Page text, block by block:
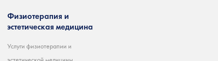
Физиотерапия и
эстетическая медицина
Услуги физиотерапии и